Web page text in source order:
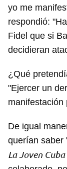
yo me
respondió:
Fidel que si
decidieran
¿Qué
"Ejercer un
manifestación
De igual
querían saber
La Joven Cuba